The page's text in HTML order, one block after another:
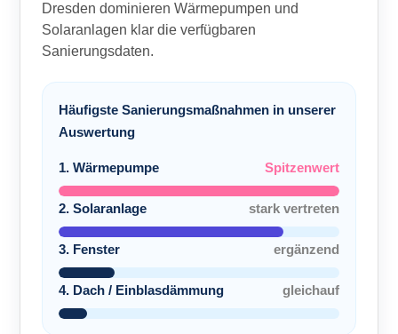
Dresden dominieren Wärmepumpen und
Solaranlagen klar die verfügbaren
Sanierungsdaten.
Häufigste Sanierungsmaßnahmen in unserer
Auswertung
1. Wärmepumpe Spitzenwert
2. Solaranlage stark vertreten
3. Fenster ergänzend
4. Dach / Einblasdämmung gleichauf